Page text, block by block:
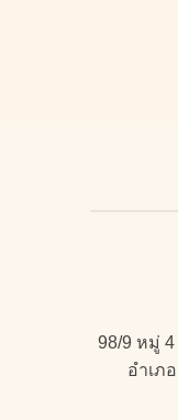
98/9 หมู่
อำเภ